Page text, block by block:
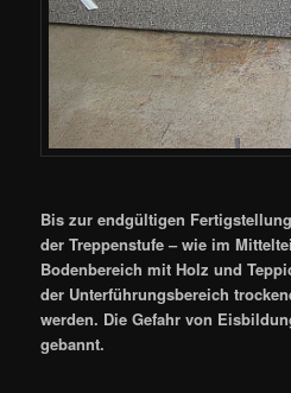
Bis zur endgültigen
der Treppenstufe – wie im
Bodenbereich mit Holz und
der Unterführungsbereich
werden. Die Gefahr von
gebannt.